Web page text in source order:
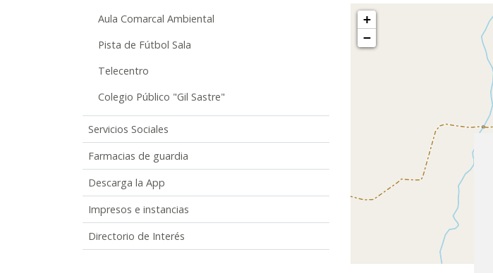
Aula Comarcal Ambiental
Pista de Fútbol Sala
Telecentro
Colegio Público "Gil Sastre"
Servicios Sociales
Farmacias de guardia
Descarga la App
Impresos e instancias
Directorio de Interés
+
−